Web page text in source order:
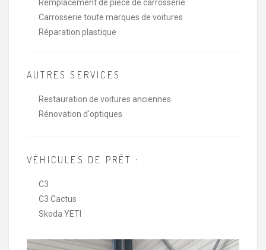
Remplacement de pièce de carrosserie
Carrosserie toute marques de voitures
Réparation plastique
AUTRES SERVICES
Restauration de voitures anciennes
Rénovation d'optiques
VÉHICULES DE PRÊT :
C3
C3 Cactus
Skoda YETI